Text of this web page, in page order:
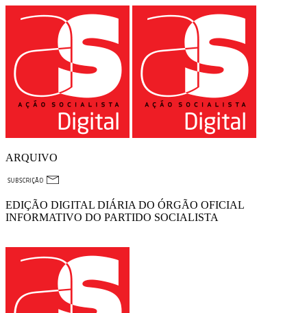
ARQUIVO
EDIÇÃO DIGITAL DIÁRIA DO ÓRGÃO OFICIAL
INFORMATIVO DO PARTIDO SOCIALISTA